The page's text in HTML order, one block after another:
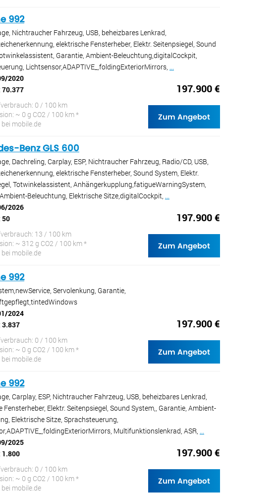
992
Nichtraucher Fahrzeug, USB, beheizbares Lenkrad,
elektrische Fensterheber, Elektr. Seitenpsiegel, Sound
Garantie, Ambient-Beleuchtung,digitalCockpit,
Lichtsensor,ADAPTIVE_,foldingExteriorMirrors, ...
2020
70.377
0 / 100 km
~ 0 g CO2 / 100 km *
mobile.de
197.900 €
Zum Angebot
Benz GLS 600
Dachreling, Carplay, ESP, Nichtraucher Fahrzeug, Radio/CD, USB,
elektrische Fensterheber, Sound System, Elektr.
Totwinkelassistent, Anhängerkupplung,fatigueWarningSystem,
Beleuchtung, Elektrische Sitze,digitalCockpit, ...
2026
50
13 / 100 km
~ 312 g CO2 / 100 km *
mobile.de
197.900 €
Zum Angebot
992
Servolenkung, Garantie,
2024
3.837
0 / 100 km
~ 0 g CO2 / 100 km *
mobile.de
197.900 €
Zum Angebot
992
Carplay, ESP, Nichtraucher Fahrzeug, USB, beheizbares Lenkrad,
Fensterheber, Elektr. Seitenpsiegel, Sound System,, Garantie, Ambient-
Elektrische Sitze, Sprachsteuerung,
Multifunktionslenkrad, ASR, ...
2025
1.800
0 / 100 km
~ 0 g CO2 / 100 km *
mobile.de
197.900 €
Zum Angebot